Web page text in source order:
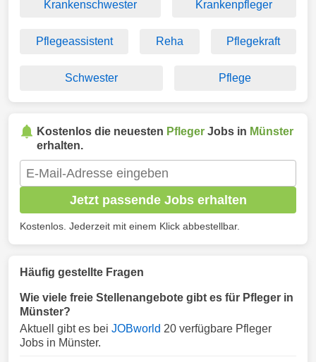
Krankenschwester Krankenpfleger
Pflegeassistent Reha Pflegekraft
Schwester Pflege
Kostenlos die neuesten Pfleger Jobs in Münster
erhalten.
Jetzt passende Jobs erhalten
Kostenlos. Jederzeit mit einem Klick abbestellbar.
Häufig gestellte Fragen
Wie viele freie Stellenangebote gibt es für Pfleger in
Münster?
Aktuell gibt es bei JOBworld 20 verfügbare Pfleger
Jobs in Münster.